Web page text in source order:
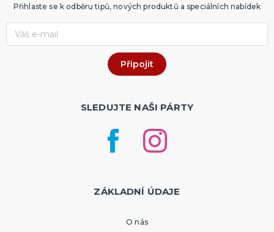
Přihlaste se k odběru tipů, nových produktů a speciálních nabídek
SLEDUJTE NAŠI PÁRTY
ZÁKLADNÍ ÚDAJE
O nás